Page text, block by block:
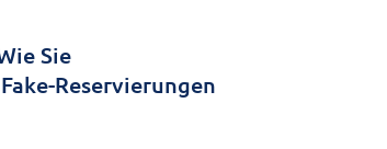
Sie
Reservierungen